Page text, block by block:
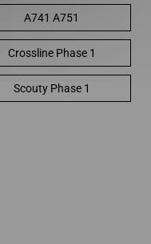
A741 A751
Crossline Phase 1
Scouty Phase 1